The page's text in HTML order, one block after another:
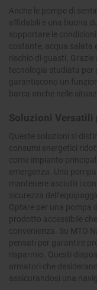
Anche le pompe di
affidabili e una buona
sopportare le
costante, acqua salata
rischio di guasti.
tecnologia studiata per
garantiscono un
barca anche nelle
Soluzioni Versatili
Queste soluzioni si
consumi energetici
come impianto
emergenza. Una
mantenere asciutti i
sicurezza
Optare per una pompa
prodotto accessibile
convenienza. Su MTO
pensati per garantire
risparmio. Questi
armatori che
assicurandosi una